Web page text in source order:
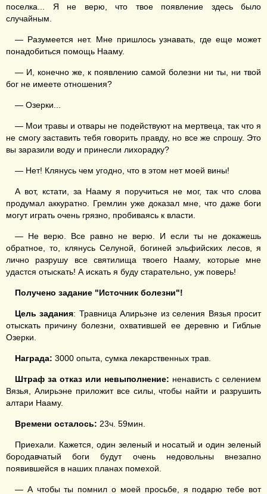
поселка... Я не верю, что твое появление здесь было
случайным.
— Разумеется нет. Мне пришлось узнавать, где еще может
понадобиться помощь Нааму.
— И, конечно же, к появлению самой болезни ни ты, ни твой
бог не имеете отношения?
— Озерки...
— Мои травы и отвары не подействуют на мертвеца, так что я
не смогу заставить тебя говорить правду, но все же спрошу. Это
вы заразили воду и принесли лихорадку?
— Нет! Клянусь чем угодно, что в этом нет моей вины!
А вот, кстати, за Нааму я поручиться не мог, так что слова
продумал аккуратно. Гремлин уже доказал мне, что даже боги
могут играть очень грязно, пробиваясь к власти.
— Не верю. Все равно не верю. И если ты не докажешь
обратное, то, клянусь Селуной, богиней эльфийских лесов, я
лично разрушу все святилища твоего Нааму, которые мне
удастся отыскать! А искать я буду старательно, уж поверь!
Получено задание "Источник болезни"!
Цель задания: Травница Алирьэне из селения Вязья просит
отыскать причину болезни, охватившей ее деревню и Гиблые
Озерки.
Награда: 3000 опыта, сумка лекарственных трав.
Штраф за отказ или невыполнение: ненависть с селением
Вязья, Алирьэне приложит все силы, чтобы найти и разрушить
алтари Нааму.
Времени осталось: 23ч. 59мин.
Приехали. Кажется, один зеленый и носатый и один зеленый
бородавчатый боги будут очень недовольны внезапно
появившейся в наших планах помехой.
— А чтобы ты помнил о моей просьбе, я подарю тебе вот